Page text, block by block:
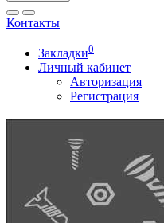
Контакты
Закладки0
Личный кабинет
Авторизация
Регистрация